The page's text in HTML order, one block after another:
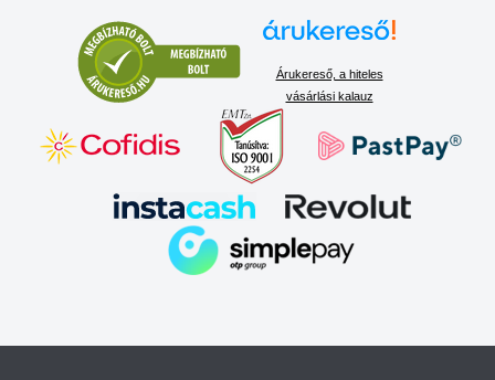
Árukereső, a hiteles
vásárlási kalauz